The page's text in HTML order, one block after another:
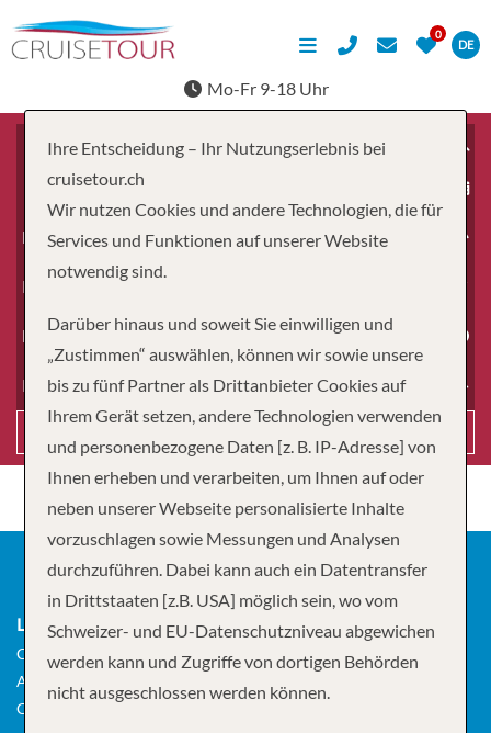
DE
Mo-Fr 9-18 Uhr
Erwachsene
Kinder
Dauer
Reiseart
LADENLOKAL
Cruisetour AG
Augustinergasse 17
CH-8001 Zürich
Ihre Entscheidung – Ihr Nutzungserlebnis bei
cruisetour.ch
Wir nutzen Cookies und andere Technologien, die für
Services und Funktionen auf unserer Website
notwendig sind.
Darüber hinaus und soweit Sie einwilligen und
„Zustimmen“ auswählen, können wir sowie unsere
bis zu fünf Partner als Drittanbieter Cookies auf
Ihrem Gerät setzen, andere Technologien verwenden
und personenbezogene Daten [z. B. IP-Adresse] von
Ihnen erheben und verarbeiten, um Ihnen auf oder
neben unserer Webseite personalisierte Inhalte
vorzuschlagen sowie Messungen und Analysen
durchzuführen. Dabei kann auch ein Datentransfer
in Drittstaaten [z.B. USA] möglich sein, wo vom
Schweizer- und EU-Datenschutzniveau abgewichen
werden kann und Zugriffe von dortigen Behörden
nicht ausgeschlossen werden können.